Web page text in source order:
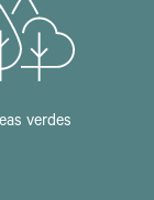
verdes